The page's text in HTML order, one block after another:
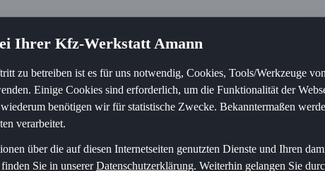
Ihrer Kfz-Werkstatt Amann
zu betreiben ist es für uns notwendig, Cookies, Tools/Werkzeuge von
Einige Cookies sind erforderlich, um die Funktionalität der
benötigen wir für statistische Zwecke. Bekanntermaßen
verarbeitet.
über die auf diesen Internetseiten genutzten Dienste und Ihren
Sie in unsererDatenschutzerklärung. Weiterhin gelangen Sie